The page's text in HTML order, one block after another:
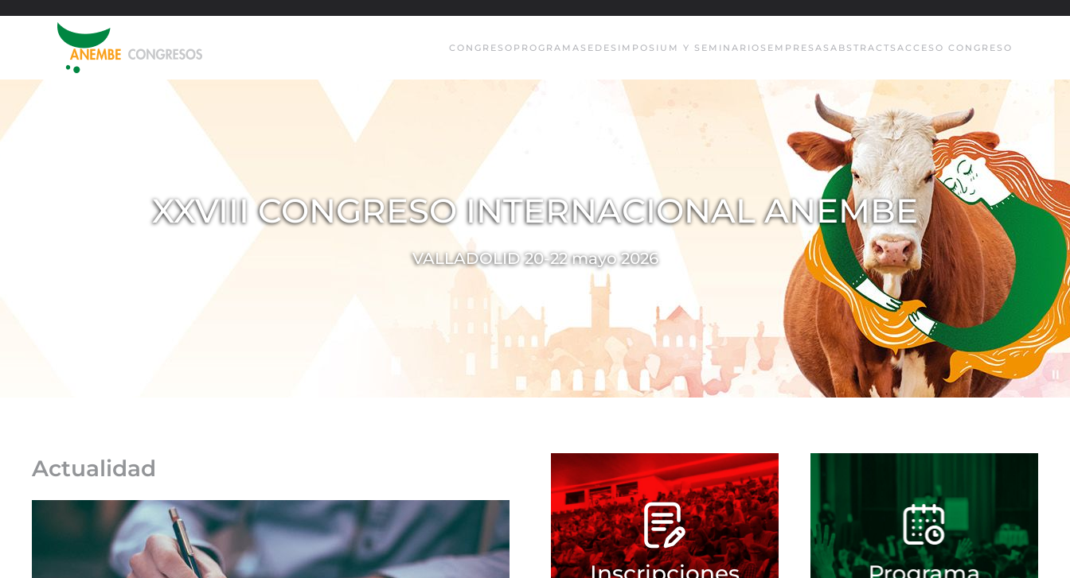
CONGRESO PROGRAMA SEDE SIMPOSIUM Y SEMINARIOS EMPRESAS ABSTRACTS ACCESO CONGRESO
XXVIII CONGRESO INTERNACIONAL ANEMBE
VALLADOLID 20-22 mayo 2026
Actualidad